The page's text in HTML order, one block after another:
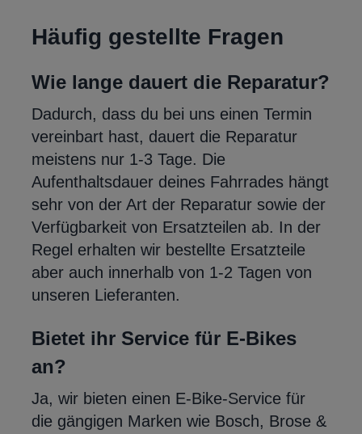
Häufig gestellte Fragen
Wie lange dauert die Reparatur?
Dadurch, dass du bei uns einen Termin
vereinbart hast, dauert die Reparatur
meistens nur 1-3 Tage. Die
Aufenthaltsdauer deines Fahrrades hängt
sehr von der Art der Reparatur sowie der
Verfügbarkeit von Ersatzteilen ab. In der
Regel erhalten wir bestellte Ersatzteile
aber auch innerhalb von 1-2 Tagen von
unseren Lieferanten.
Bietet ihr Service für E-Bikes
an?
Ja, wir bieten einen E-Bike-Service für
die gängigen Marken wie Bosch, Brose &